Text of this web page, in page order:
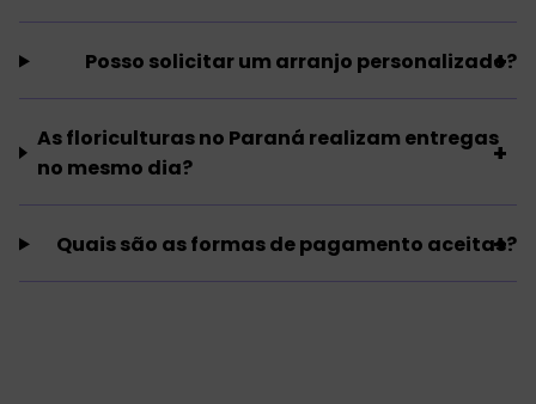
Posso solicitar um arranjo personalizado?
As floriculturas no Paraná realizam entregas
no mesmo dia?
Quais são as formas de pagamento aceitas?